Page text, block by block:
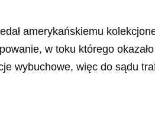
amerykańskiemu
w toku którego
wybuchowe, więc do sądu